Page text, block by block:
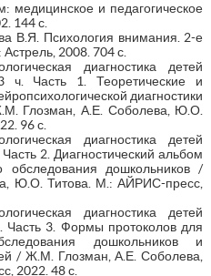
медицинское и педагогическое
144 с.
В.Я. Психология внимания. 2-е
2008. 704 с.
диагностика детей
ч. Часть 1. Теоретические и
диагностики
Глозман, А.Е. Соболева, Ю.О.
96 с.
диагностика детей
2. Диагностический альбом
обследования дошкольников /
Ю.О. Титова. М.: АЙРИС-пресс,
диагностика детей
Часть 3. Формы протоколов для
дошкольников и
/ Ж.М. Глозман, А.Е. Соболева,
2022. 48 с.